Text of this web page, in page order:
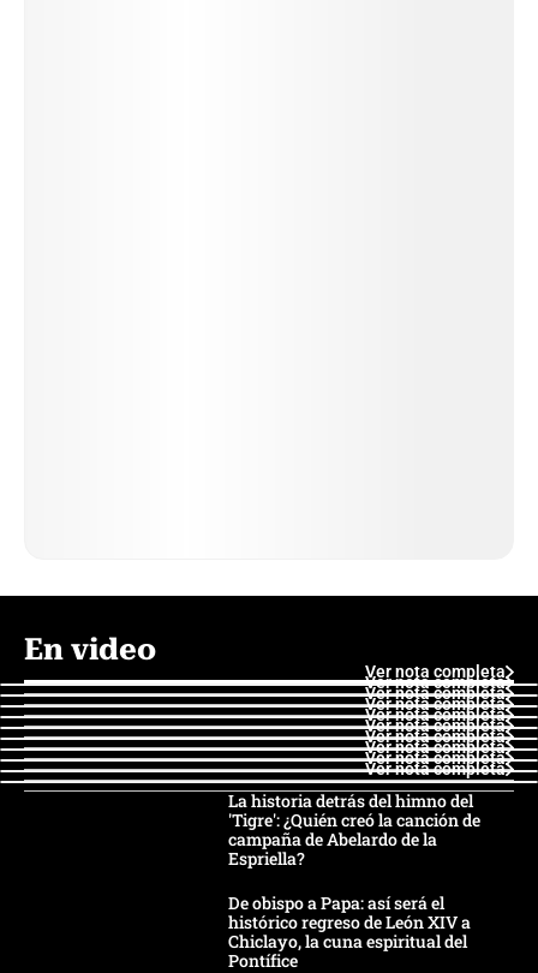
En video
Ver nota completa
Ver nota completa
Ver nota completa
Ver nota completa
Ver nota completa
Ver nota completa
Ver nota completa
Ver nota completa
Ver nota completa
Ver nota completa
La historia detrás del himno del
'Tigre': ¿Quién creó la canción de
campaña de Abelardo de la
Espriella?
De obispo a Papa: así será el
histórico regreso de León XIV a
Chiclayo, la cuna espiritual del
Pontífice